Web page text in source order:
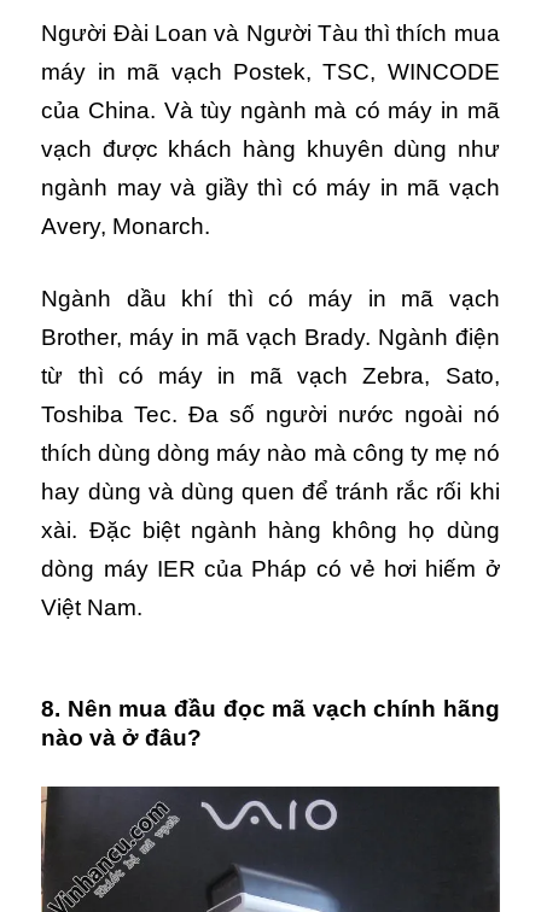
Người Đài Loan và Người Tàu thì thích mua
máy in mã vạch Postek, TSC, WINCODE
của China. Và tùy ngành mà có máy in mã
vạch được khách hàng khuyên dùng như
ngành may và giầy thì có máy in mã vạch
Avery, Monarch.
Ngành dầu khí thì có máy in mã vạch
Brother, máy in mã vạch Brady. Ngành điện
từ thì có máy in mã vạch Zebra, Sato,
Toshiba Tec. Đa số người nước ngoài nó
thích dùng dòng máy nào mà công ty mẹ nó
hay dùng và dùng quen để tránh rắc rối khi
xài. Đặc biệt ngành hàng không họ dùng
dòng máy IER của Pháp có vẻ hơi hiếm ở
Việt Nam.
8. Nên mua đầu đọc mã vạch chính hãng
nào và ở đâu?